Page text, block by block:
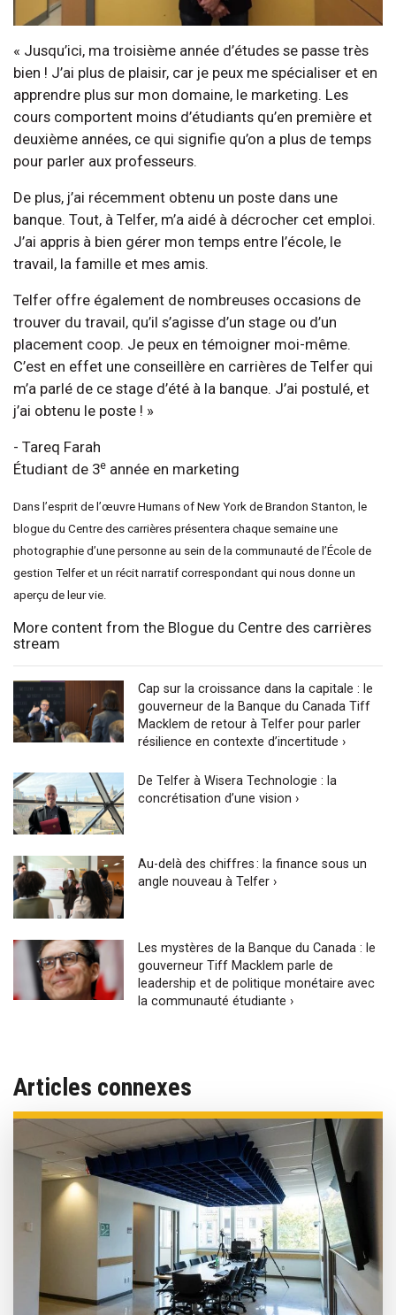
« Jusqu’ici, ma troisième année d’études se passe très
bien ! J’ai plus de plaisir, car je peux me spécialiser et en
apprendre plus sur mon domaine, le marketing. Les
cours comportent moins d’étudiants qu’en première et
deuxième années, ce qui signifie qu’on a plus de temps
pour parler aux professeurs.
De plus, j’ai récemment obtenu un poste dans une
banque. Tout, à Telfer, m’a aidé à décrocher cet emploi.
J’ai appris à bien gérer mon temps entre l’école, le
travail, la famille et mes amis.
Telfer offre également de nombreuses occasions de
trouver du travail, qu’il s’agisse d’un stage ou d’un
placement coop. Je peux en témoigner moi-même.
C’est en effet une conseillère en carrières de Telfer qui
m’a parlé de ce stage d’été à la banque. J’ai postulé, et
j’ai obtenu le poste ! »
- Tareq Farah
Étudiant de 3e année en marketing
Dans l’esprit de l’œuvre Humans of New York de Brandon Stanton, le
blogue du Centre des carrières présentera chaque semaine une
photographie d’une personne au sein de la communauté de l’École de
gestion Telfer et un récit narratif correspondant qui nous donne un
aperçu de leur vie.
More content from the Blogue du Centre des carrières
stream
Cap sur la croissance dans la capitale : le
gouverneur de la Banque du Canada Tiff
Macklem de retour à Telfer pour parler
résilience en contexte d’incertitude ›
De Telfer à Wisera Technologie : la
concrétisation d’une vision ›
Au-delà des chiffres : la finance sous un
angle nouveau à Telfer ›
Les mystères de la Banque du Canada : le
gouverneur Tiff Macklem parle de
leadership et de politique monétaire avec
la communauté étudiante ›
Articles connexes